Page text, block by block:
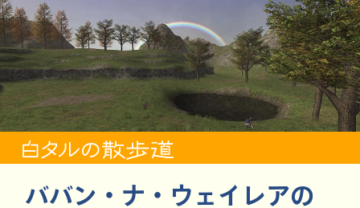
ババン・ナ・ウェイレアの